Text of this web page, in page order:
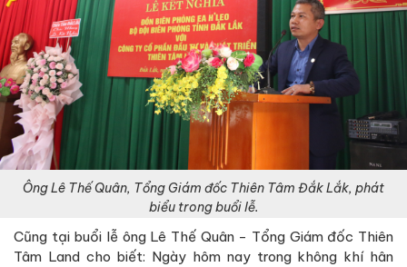
Ông Lê Thế Quân, Tổng Giám đốc Thiên Tâm Đắk Lắk, phát
biểu trong buổi lễ.
Cũng tại buổi lễ ông Lê Thế Quân - Tổng Giám đốc Thiên
Tâm Land cho biết: Ngày hôm nay trong không khí hân